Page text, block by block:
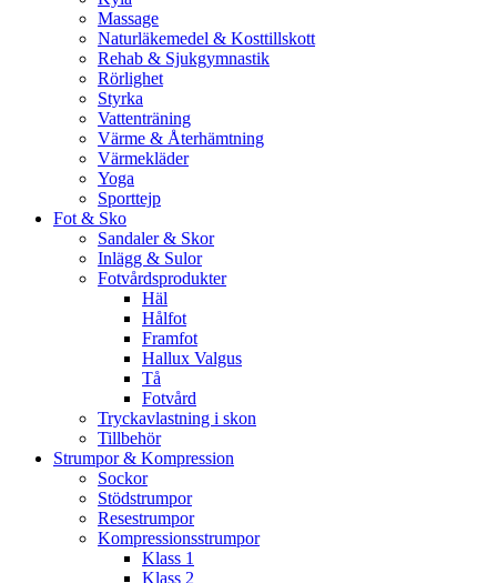
Massage
Naturläkemedel & Kosttillskott
Rehab & Sjukgymnastik
Rörlighet
Styrka
Vattenträning
Värme & Återhämtning
Värmekläder
Yoga
Sporttejp
Fot & Sko
Sandaler & Skor
Inlägg & Sulor
Fotvårdsprodukter
Häl
Hålfot
Framfot
Hallux Valgus
Tå
Fotvård
Tryckavlastning i skon
Tillbehör
Strumpor & Kompression
Sockor
Stödstrumpor
Resestrumpor
Kompressionsstrumpor
Klass 1
Klass 2